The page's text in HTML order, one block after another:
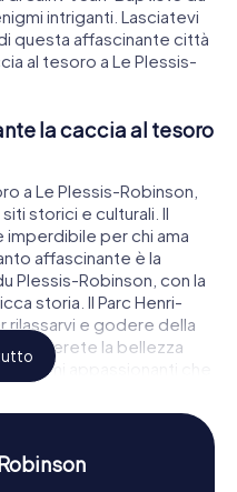
intriganti. Lasciatevi
questa affascinante città
al tesoro a Le Plessis-
la caccia al tesoro
a Le Plessis-Robinson,
storici e culturali. Il
imperdibile per chi ama
affascinante è la
Plessis-Robinson, con la
storia. Il Parc Henri-
rilassarvi e godere della
ammirerete la bellezza
enigmi appassionanti che
caccia al tesoro a